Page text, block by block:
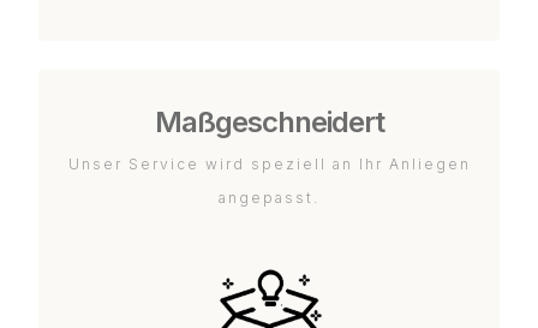
Maßgeschneidert
Unser Service wird speziell an Ihr Anliegen
angepasst.